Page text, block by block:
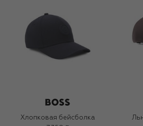
Хлопковая бейсболка